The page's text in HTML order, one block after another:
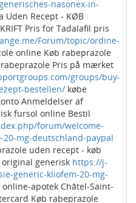
nasonex-in-
Uden Recept - KØB
Pris for Tadalafil pris
Forum/topic/ordine-
online Køb rabeprazole
Pris på mærket
groups/buy-
bestellen/ købe
Anmeldelser af
fursol online Bestil
forum/welcome-
mg-deutschland-paypal
uden recept - køb
generisk https://j-
generic-kliofem-20-mg-
apotek Châtel-Saint-
Køb rabeprazole